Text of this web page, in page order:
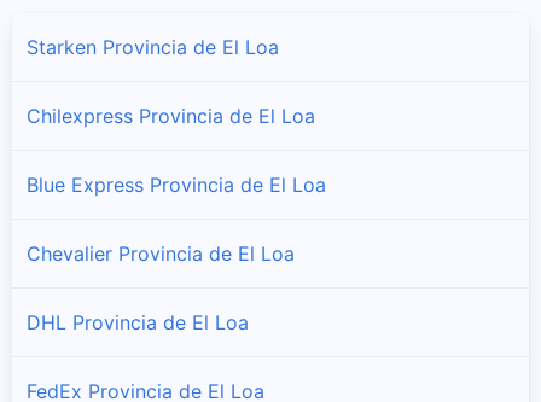
Starken Provincia de El Loa
Chilexpress Provincia de El Loa
Blue Express Provincia de El Loa
Chevalier Provincia de El Loa
DHL Provincia de El Loa
FedEx Provincia de El Loa